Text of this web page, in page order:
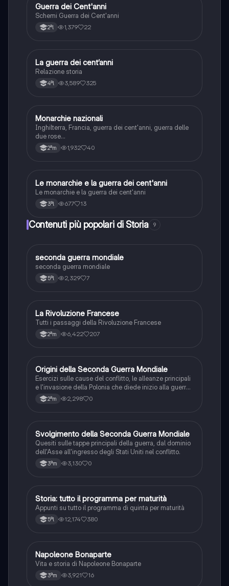
Storia
Guerra dei Cent'anni
Schemi Guerra dei Cent'anni
2ªl 1,379 22
Storia
La guerra dei cent’anni
Relazione storia
4ªl 3,589 325
Storia
Monarchie nazionali
Inghilterra, Francia, guerra dei cent'anni, guerra delle
due rose...
2ªm 1,932 40
Storia
Le monarchie e la guerra dei cent'anni
Le monarchie e la guerra dei cent'anni
3ªl 677 13
Contenuti più popolari di Storia 9
SStoria
seconda guerra mondiale
seconda guerra mondiale
5ªl 2,329 7
Storia
La Rivoluzione Francese
Tutti i passaggi della Rivoluzione Francese
2ªm 6,422 207
OStoria
Origini della Seconda Guerra Mondiale
Esercizi sulle cause del conflitto, le alleanze principali
e l'invasione della Polonia che diede inizio alla guerra
mondiale.
2ªm 2,298 0
SStoria
Svolgimento della Seconda Guerra Mondiale
Quesiti sulle tappe principali della guerra, dal dominio
dell'Asse all'ingresso degli Stati Uniti nel conflitto.
3ªm 3,130 0
Storia
Storia: tutto il programma per maturità
Appunti su tutto il programma di quinta per maturità
5ªl 12,174 380
NStoria
Napoleone Bonaparte
Vita e storia di Napoleone Bonaparte
3ªm 3,921 16